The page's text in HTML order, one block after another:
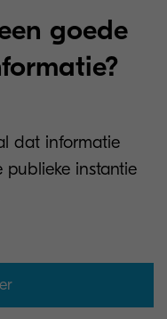
goede
dat informatie
publieke instantie